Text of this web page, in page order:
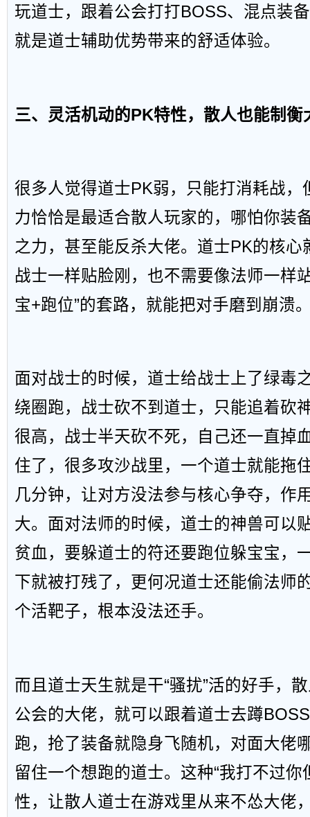
玩道士，跟着公会打打BOSS、混点装
就是道士辅助优势带来的舒适体验。
三、灵活机动的PK特性，散人也能制衡
很多人觉得道士PK弱，只能打消耗战，
力恰恰是最适合散人玩家的，哪怕你装
之力，甚至能反杀大佬。道士PK的核心
战士一样贴脸刚，也不需要像法师一样
宝+跑位”的套路，就能把对手磨到崩溃
面对战士的时候，道士给战士上了绿毒
绕圈跑，战士砍不到道士，只能追着砍
很高，战士半天砍不死，自己还一直掉
住了，很多攻沙战里，一个道士就能拖
几分钟，让对方没法参与核心争夺，作
大。面对法师的时候，道士的神兽可以
贫血，要躲道士的符还要跑位躲宝宝，
下就被打残了，更何况道士还能偷法师
个活靶子，根本没法还手。
而且道士天生就是干“骚扰”活的好手，
公会的大佬，就可以跟着道士去蹲
跑，抢了装备就隐身飞随机，对面大佬
留住一个想跑的道士。这种“我打不过你
性，让散人道士在游戏里从来不怂大佬